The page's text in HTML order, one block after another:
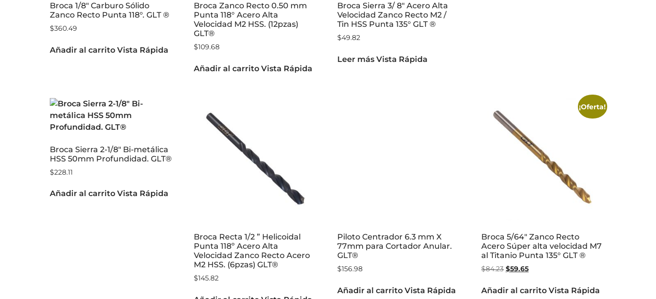
Broca 1/8″ Carburo Sólido
Zanco Recto Punta 118°. GLT ®
$360.49
Añadir al carrito Vista Rápida
Broca Zanco Recto 0.50 mm
Punta 118° Acero Alta
Velocidad M2 HSS. (12pzas)
GLT®
$109.68
Añadir al carrito Vista Rápida
Broca Sierra 3/ 8″ Acero Alta
Velocidad Zanco Recto M2 /
Tin HSS Punta 135° GLT ®
$49.82
Leer más Vista Rápida
Broca Sierra 2-1/8″ Bi-metálica
HSS 50mm Profundidad. GLT®
$228.11
Añadir al carrito Vista Rápida
Broca Recta 1/2 ” Helicoidal
Punta 118º Acero Alta
Velocidad Zanco Recto Acero
M2 HSS. (6pzas) GLT®
$145.82
Piloto Centrador 6.3 mm X
77mm para Cortador Anular.
GLT®
$156.98
Añadir al carrito Vista Rápida
¡Oferta!
Broca 5/64″ Zanco Recto
Acero Súper alta velocidad M7
al Titanio Punta 135° GLT ®
$84.23 $59.65
Añadir al carrito Vista Rápida